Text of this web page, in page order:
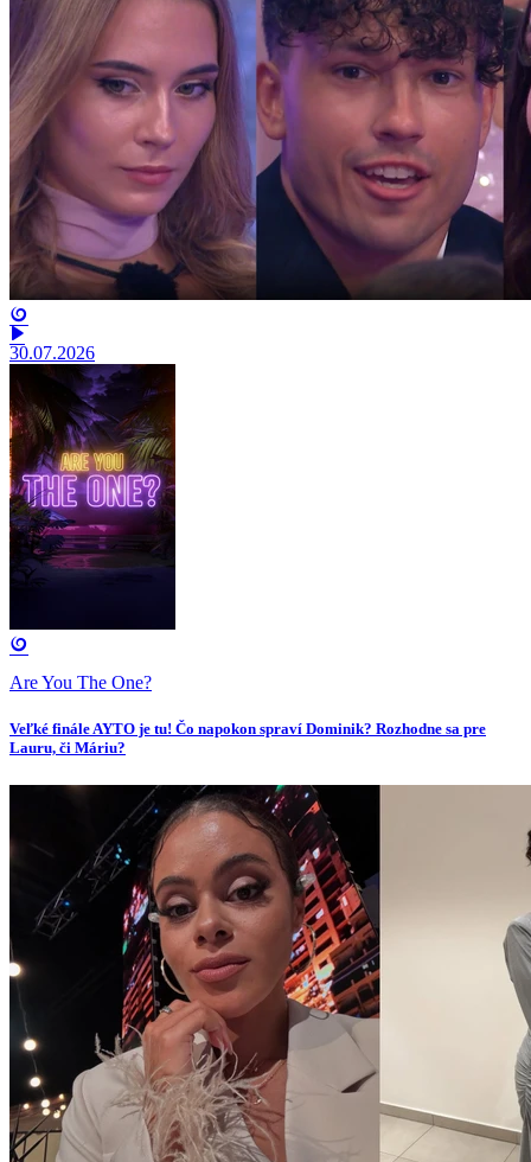
30.07.2026
Are You The One?
Veľké finále AYTO je tu! Čo napokon spraví Dominik? Rozhodne sa pre
Lauru, či Máriu?